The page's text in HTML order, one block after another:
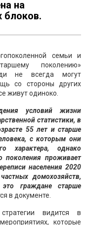
на
блоков.
семьи и
поколению»
не всегда могут
со стороны других
живут одиноко.
условий жизни
статистики, в
55 лет и старше
с которым они
характера, однако
поколения проживает
населения 2020
домохозяйств,
граждане старше
в документе.
видится в
которые